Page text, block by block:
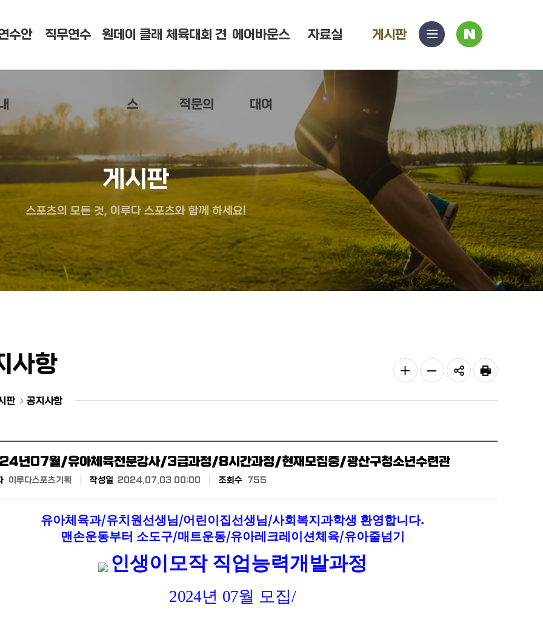
사
트
맵
블
그
수안 직무연수 원데이 클래
스
체육대회 견
적문의
에어바운스
대여
자료실 게시판
게시판
사항
판 공지사항
하
년07월/유아체육전문강사/3급과정/8시간과정/현재모집중/광산구청소년수련관
이루다스포츠기획 작성일 2024.07.03 00:00 조회수 755
유아체육과/유치원선생님/어린이집선생님/사회복지과학생 환영합니다.
맨손운동부터 소도구/매트운동/유아레크레이션체육/유아줄넘기
인생이모작 직업능력개발과정
2024년 07월 모집/